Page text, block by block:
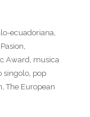
ecuadoriana
Award musica
singolo pop
,The European